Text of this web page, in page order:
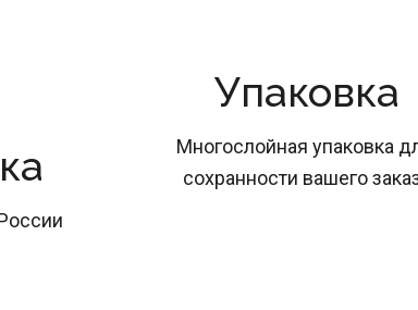
Упаковка
Многослойная упаковка
сохранности вашего